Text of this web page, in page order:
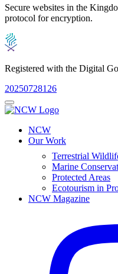
Secure websites in the
protocol for encryption.
Registered with the Digital
20250728126
NCW
Our Work
Terrestrial
Marine
Protected Areas
Ecotourism in
NCW Magazine